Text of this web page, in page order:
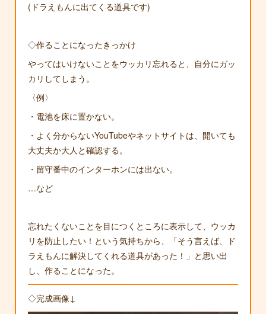
(ドラえもんに出てくる道具です)
◇作ることになったきっかけ
やってはいけないことをウッカリ忘れると、自分にガッ
カリしてしまう。
〈例〉
・電池を床に置かない。
・よく分からないYouTubeやネットサイトは、開いても
大丈夫か大人と確認する。
・留守番中のインターホンには出ない。
…など
忘れたくないことを目につくところに表示して、ウッカ
リを防止したい！という気持ちから、「そう言えば、ド
ラえもんに解決してくれる道具があった！」と思い出
し、作ることになった。
◇完成画像↓